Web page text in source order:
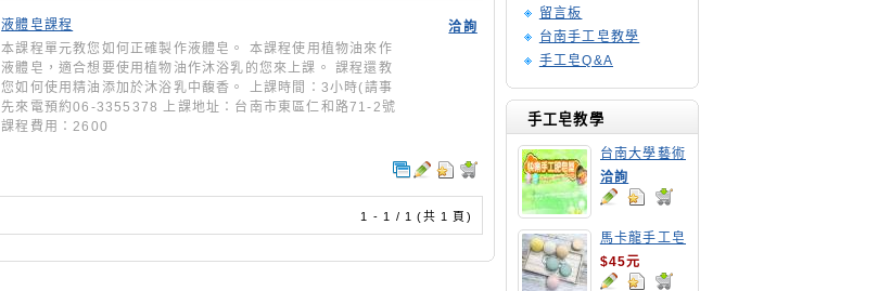
留言板
台南手工皂教學
手工皂Q&A
手工皂教學
台南大學藝術
手工皂師資培
訓班
洽詢
馬卡龍手工皂
$45元
洽詢
液體皂課程
本課程單元教您如何正確製作液體皂。 本課程使用植物油來作
液體皂，適合想要使用植物油作沐浴乳的您來上課。 課程還教
您如何使用精油添加於沐浴乳中馥香。 上課時間：3小時(請事
先來電預約06-3355378 上課地址：台南市東區仁和路71-2號
課程費用：2600
1 - 1 / 1 (共 1 頁)